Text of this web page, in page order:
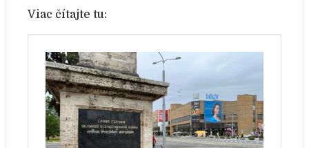
Viac čítajte tu: